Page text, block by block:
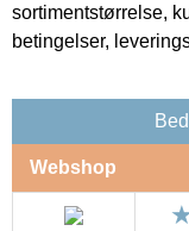
sortimentstørrelse,
betingelser,
Webshop